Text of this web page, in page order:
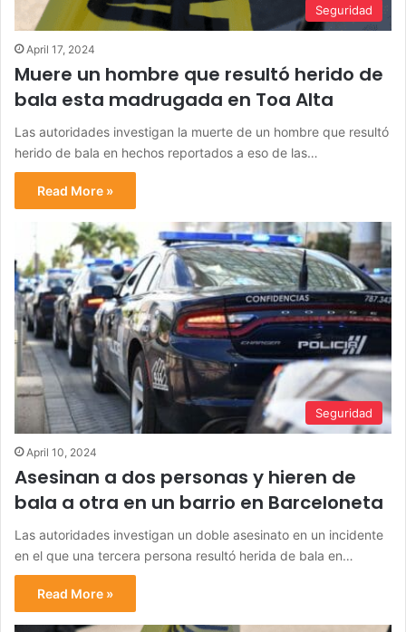
Seguridad
April 17, 2024
Muere un hombre que resultó herido de
bala esta madrugada en Toa Alta
Las autoridades investigan la muerte de un hombre que resultó
herido de bala en hechos reportados a eso de las…
Read More »
Seguridad
April 10, 2024
Asesinan a dos personas y hieren de
bala a otra en un barrio en Barceloneta
Las autoridades investigan un doble asesinato en un incidente
en el que una tercera persona resultó herida de bala en…
Read More »